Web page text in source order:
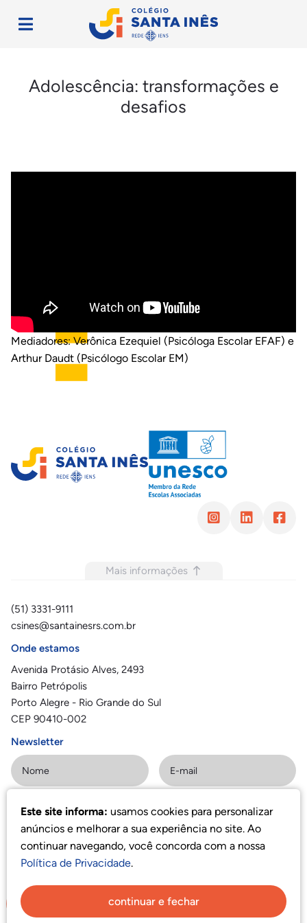
Adolescência: transformações e
desafios
Mediadores: Verônica Ezequiel (Psicóloga Escolar EFAF) e
Arthur Daudt (Psicólogo Escolar EM)
Mais informações
(51) 3331-9111
csines@santainesrs.com.br
Onde estamos
Avenida Protásio Alves, 2493
Bairro Petrópolis
Porto Alegre - Rio Grande do Sul
CEP 90410-002
Newsletter
Assinar
©2023 Colégio Santa Inês·
StudioGT
Este site informa: usamos cookies para personalizar
anúncios e melhorar a sua experiência no site. Ao
continuar navegando, você concorda com a nossa
Política de Privacidade.
continuar e fechar